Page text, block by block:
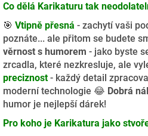
Co dělá Karikaturu tak
🎯 Vtipně přesná - zachytí vaši
poznáte... ale přitom se budete
věrnost s humorem - jako byste
zrcadla, které nezkresluje, ale
preciznost- každý detail
moderní technologie 😂 Dobrá
humor je nejlepší dárek!
Pro koho je Karikatura jako